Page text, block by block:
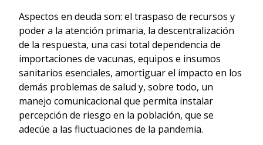
Aspectos en deuda son: el traspaso de recursos y
poder a la atención primaria, la descentralización
de la respuesta, una casi total dependencia de
importaciones de vacunas, equipos e insumos
sanitarios esenciales, amortiguar el impacto en los
demás problemas de salud y, sobre todo, un
manejo comunicacional que permita instalar
percepción de riesgo en la población, que se
adecúe a las fluctuaciones de la pandemia.